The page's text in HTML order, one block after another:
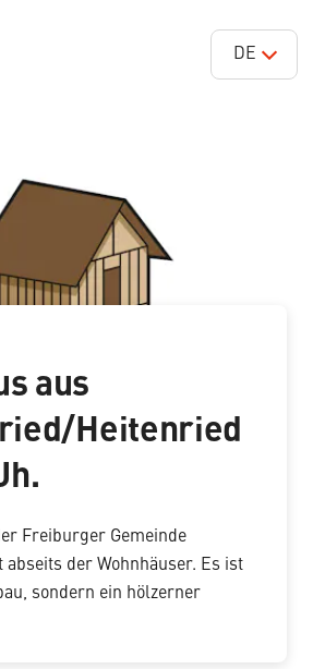
DE
aus
Heitenried
Freiburger Gemeinde
abseits der Wohnhäuser. Es ist
sondern ein hölzerner